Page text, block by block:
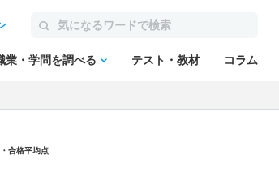
業・学問を調べる テスト・教材 コラム
合格平均点